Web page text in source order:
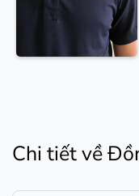
Chi tiết về